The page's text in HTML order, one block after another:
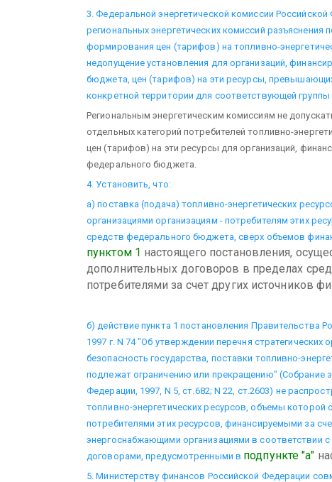
3. Федеральной энергетической комиссии
региональных энергетических комиссий разъяснения
формирования цен (тарифов) на топливно-
недопущение установления для организаций,
бюджета, цен (тарифов) на эти ресурсы,
конкретной территории для соответствующей группы
Региональным энергетическим комиссиям не
отдельных категорий потребителей топливно-
цен (тарифов) на эти ресурсы для организаций,
федерального бюджета.
4. Установить, что:
а) поставка (подача) топливно-энергетических
организациями организациям - потребителям этих
средств федерального бюджета, сверх объемов
пунктом 1 настоящего постановления,
дополнительных договоров в пределах
потребителями за счет других источников
б) действие пункта 1 постановления Правительства
1997 г. N 74 "Об утверждении перечня стратегических
безопасность государства, поставки топливно-
подлежат ограничению или прекращению" (Собрание
Федерации, 1997, N 5, ст.682; N 22, ст.2603) не
топливно-энергетических ресурсов, объемы которой
потребителями этих ресурсов, финансируемыми за
энергоснабжающими организациями в соответствии
договорами, предусмотренными в подпункте "а"
5. Министерству финансов Российской Федерации